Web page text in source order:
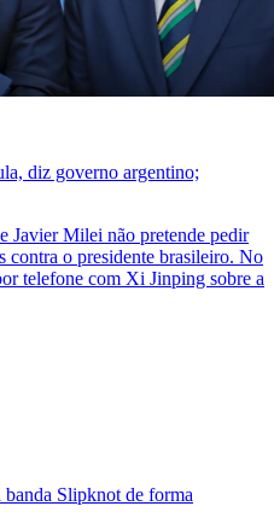
diz governo argentino;
Javier Milei não pretende pedir
contra o presidente brasileiro. No
telefone com Xi Jinping sobre a